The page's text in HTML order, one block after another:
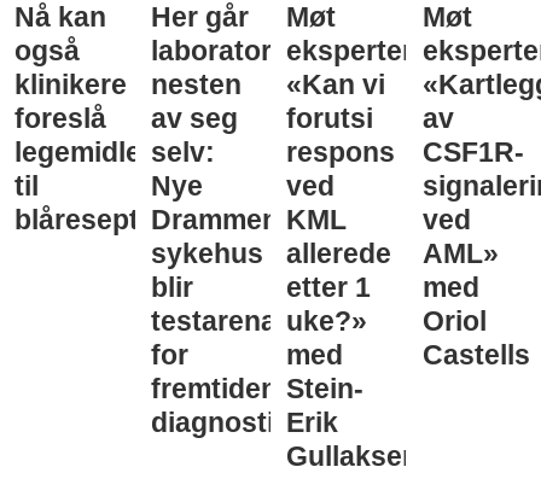
Nå kan
også
klinikere
foreslå
legemidler
til
blåreseptvurdering
Her går
laboratorieprøvene
nesten
av seg
selv:
Nye
Drammen
sykehus
blir
testarena
for
fremtidens
diagnostikk
Møt
eksperten:
«Kan vi
forutsi
respons
ved
KML
allerede
etter 1
uke?»
med
Stein-
Erik
Gullaksen
Møt
av
CSF1R-
ved
AML»
med
Oriol
Castells